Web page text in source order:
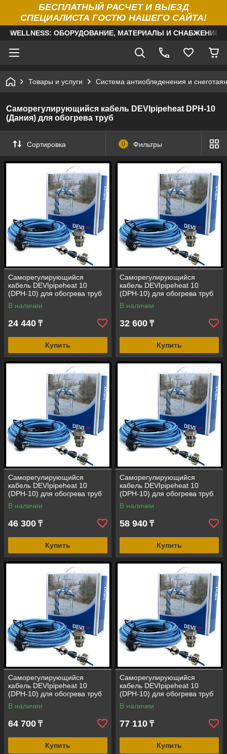
БЕСПЛАТНЫЙ РАСЧЕТ И ВЫЕЗД
СПЕЦИАЛИСТА ГОСТЮ НАШЕГО САЙТА!
WELLNESS: ОБОРУДОВАНИЕ, МАТЕРИАЛЫ И
Товары и услуги Система антиобледенения и
Саморегулирующийся кабель DEVIpipeheat DPH-10
(Дания) для обогрева труб
Сортировка 0 Фильтры
Саморегулирующийся
кабель DEVIpipeheat 10
(DPH-10) для обогрева труб
(длина=2 м, мощность=2 Вт,
с вилкой)
В наличии
24 440 ₸
Купить
Саморегулирующийся
кабель DEVIpipeheat 10
(DPH-10) для обогрева труб
(длина=4 м, мощность=250
Вт, с вилкой)
В наличии
32 600 ₸
Купить
Саморегулирующийся
кабель DEVIpipeheat 10
(DPH-10) для обогрева труб
(длина=6 м, мощность=60 Вт,
с вилкой)
В наличии
46 300 ₸
Купить
Саморегулирующийся
кабель DEVIpipeheat 10
(DPH-10) для обогрева труб
(длина=8 м, мощность=80 Вт,
с вилкой)
В наличии
58 940 ₸
Купить
Саморегулирующийся
кабель DEVIpipeheat 10
(DPH-10) для обогрева труб
(длина=10 м, мощность=100
Вт, с вилкой)
В наличии
64 700 ₸
Купить
Саморегулирующийся
кабель DEVIpipeheat 10
(DPH-10) для обогрева труб
(длина=12 м, мощность=120
Вт, с вилкой)
В наличии
77 110 ₸
Купить